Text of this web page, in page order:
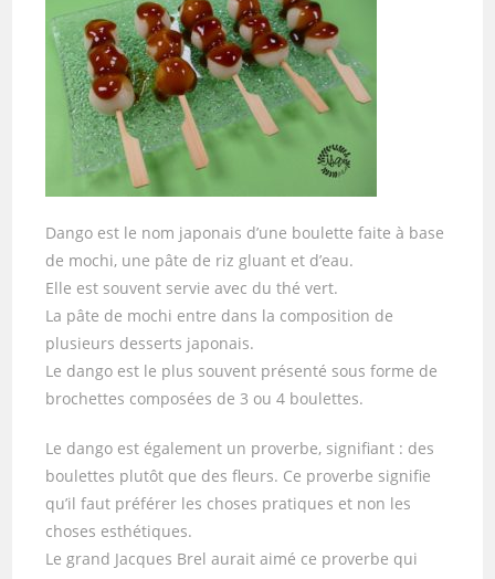
Dango est le nom japonais d’une boulette faite à base
de mochi, une pâte de riz gluant et d’eau.
Elle est souvent servie avec du thé vert.
La pâte de mochi entre dans la composition de
plusieurs desserts japonais.
Le dango est le plus souvent présenté sous forme de
brochettes composées de 3 ou 4 boulettes.
Le dango est également un proverbe, signifiant : des
boulettes plutôt que des fleurs. Ce proverbe signifie
qu’il faut préférer les choses pratiques et non les
choses esthétiques.
Le grand Jacques Brel aurait aimé ce proverbe qui